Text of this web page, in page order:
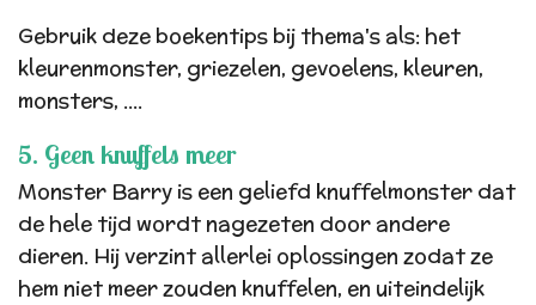
Gebruik deze boekentips bij thema's als: het
kleurenmonster, griezelen, gevoelens, kleuren,
monsters, ....
5. Geen knuffels meer
Monster Barry is een geliefd knuffelmonster dat
de hele tijd wordt nagezeten door andere
dieren. Hij verzint allerlei oplossingen zodat ze
hem niet meer zouden knuffelen, en uiteindelijk